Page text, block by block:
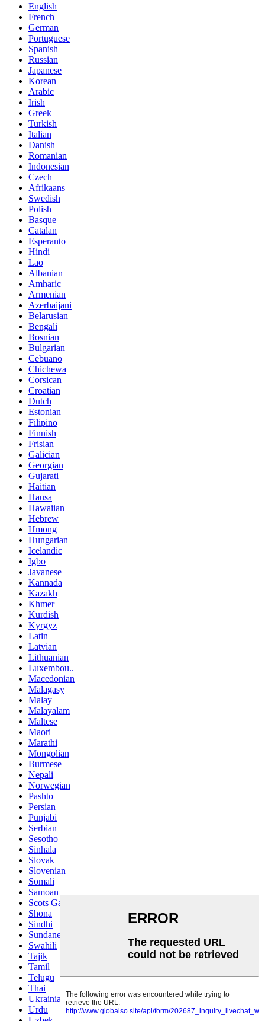
English
French
German
Portuguese
Spanish
Russian
Japanese
Korean
Arabic
Irish
Greek
Turkish
Italian
Danish
Romanian
Indonesian
Czech
Afrikaans
Swedish
Polish
Basque
Catalan
Esperanto
Hindi
Lao
Albanian
Amharic
Armenian
Azerbaijani
Belarusian
Bengali
Bosnian
Bulgarian
Cebuano
Chichewa
Corsican
Croatian
Dutch
Estonian
Filipino
Finnish
Frisian
Galician
Georgian
Gujarati
Haitian
Hausa
Hawaiian
Hebrew
Hmong
Hungarian
Icelandic
Igbo
Javanese
Kannada
Kazakh
Khmer
Kurdish
Kyrgyz
Latin
Latvian
Lithuanian
Luxembou..
Macedonian
Malagasy
Malay
Malayalam
Maltese
Maori
Marathi
Mongolian
Burmese
Nepali
Norwegian
Pashto
Persian
Punjabi
Serbian
Sesotho
Sinhala
Slovak
Slovenian
Somali
Samoan
Scots Gaelic
Shona
Sindhi
Sundanese
Swahili
Tajik
Tamil
Telugu
Thai
Ukrainian
Urdu